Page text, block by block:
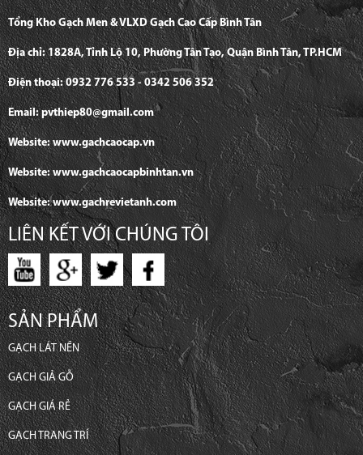
Tổng Kho Gạch Men & VLXD Gạch Cao Cấp Bình Tân
Địa chỉ: 1828A, Tỉnh Lộ 10, Phường Tân Tạo, Quận Bình Tân, TP.HCM
Điện thoại: 0932 776 533 - 0342 506 352
Email: pvthiep80@gmail.com
Website: www.gachcaocap.vn
Website: www.gachcaocapbinhtan.vn
Website: www.gachrevietanh.com
LIÊN KẾT VỚI CHÚNG TÔI
SẢN PHẨM
GẠCH LÁT NỀN
GẠCH GIẢ GỖ
GẠCH GIÁ RẺ
GẠCH TRANG TRÍ